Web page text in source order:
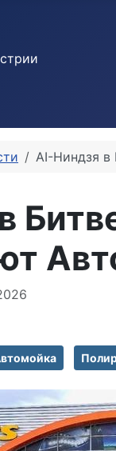
AI-Ниндзя в